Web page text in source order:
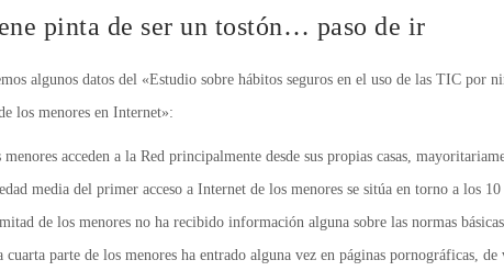
pinta de ser un tostón… paso de ir
algunos datos del «Estudio sobre hábitos seguros en el uso de las TIC por
los menores en Internet»:
menores acceden a la Red principalmente desde sus propias casas,
media del primer acceso a Internet de los menores se sitúa en torno a los 10
de los menores no ha recibido información alguna sobre las normas
cuarta parte de los menores ha entrado alguna vez en páginas pornográficas,